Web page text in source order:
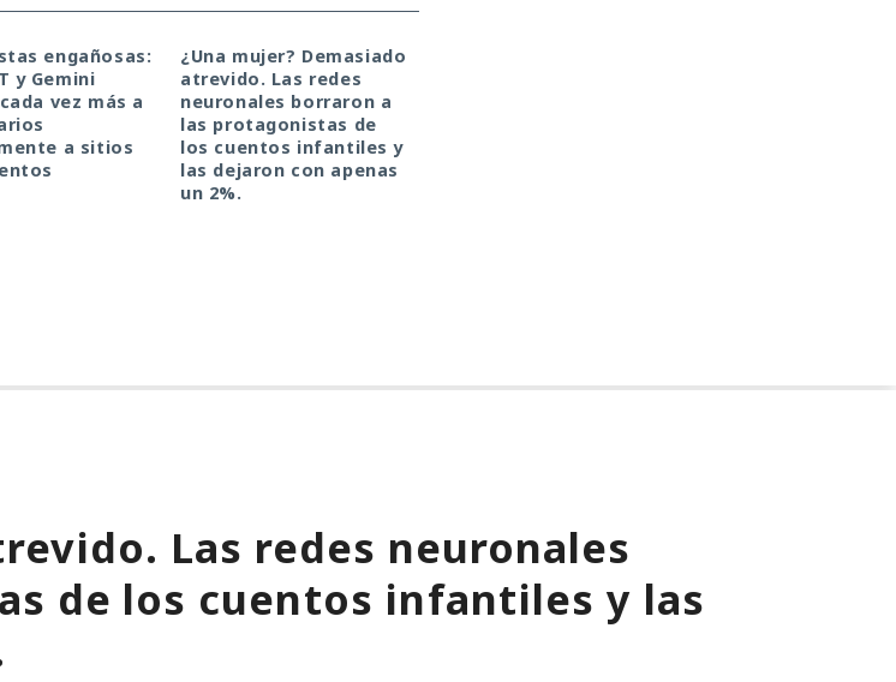
engañosas:
y Gemini
vez más a
a sitios
¿Una mujer? Demasiado
atrevido. Las redes
neuronales borraron a
las protagonistas de
los cuentos infantiles y
las dejaron con apenas
un 2%.
Las redes neuronales
de los cuentos infantiles y las